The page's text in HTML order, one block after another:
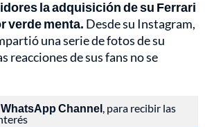
la adquisición de su Ferrari
verde menta. Desde su Instagram,
una serie de fotos de su
reacciones de sus fans no se
WhatsApp Channel, para recibir las